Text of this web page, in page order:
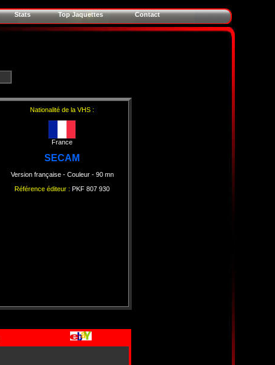
Stats Top Jaquettes Contact
Nationalité de la VHS :
France
SECAM
Version française- Couleur- 90 mn
Référence éditeur : PKF 807 930